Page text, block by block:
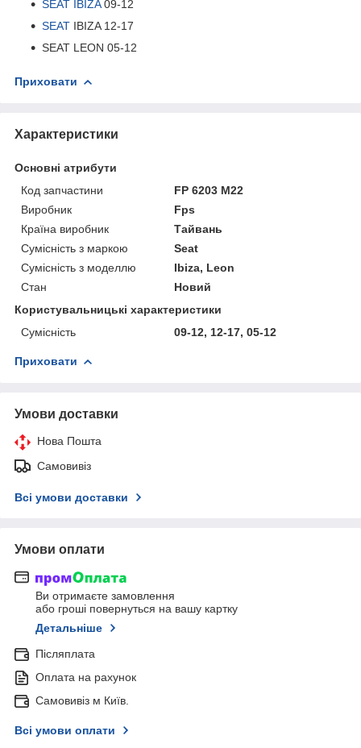
SEAT IBIZA09-12
SEAT IBIZA 12-17
SEAT LEON 05-12
Приховати
Характеристики
Основні атрибути
Код запчастини
FP 6203 M22
Виробник
Fps
Країна виробник
Тайвань
Сумісність з маркою
Seat
Сумісність з моделлю
Ibiza, Leon
Стан
Новий
Користувальницькі характеристики
Сумісність
09-12, 12-17, 05-12
Приховати
Умови доставки
Нова Пошта
Самовивіз
Всі умови доставки
Умови оплати
Ви отримаєте замовлення
або гроші повернуться на вашу картку
Детальніше
Післяплата
Оплата на рахунок
Самовивіз м Київ.
Всі умови оплати